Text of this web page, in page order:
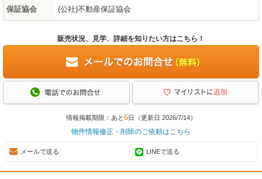
保証協会 (公社)不動産保証協会
販売状況、見学、詳細を知りたい方はこちら！
情報掲載期限：あと6日（更新日 2026/7/14）
物件情報修正・削除のご依頼はこちら
メールで送る LINEで送る